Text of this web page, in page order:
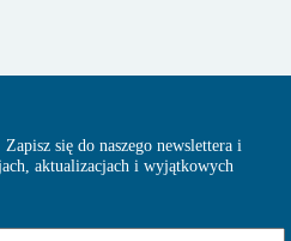
się do naszego newslettera i
aktualizacjach i wyjątkowych